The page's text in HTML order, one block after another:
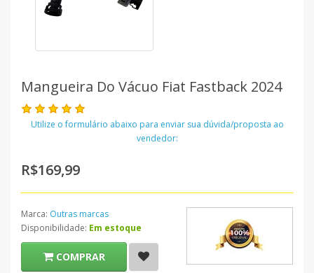
Mangueira Do Vácuo Fiat Fastback 2024
Utilize o formulário abaixo para enviar sua dúvida/proposta ao
vendedor:
R$169,99
Marca: Outras marcas
Disponibilidade: Em estoque
COMPRAR